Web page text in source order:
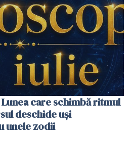
care schimbă ritmul
deschide uși
unele zodii